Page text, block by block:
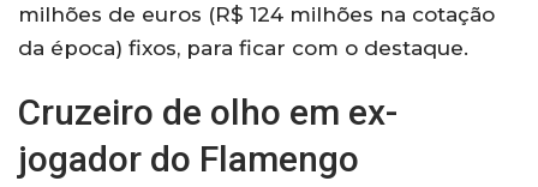
milhões de euros (R$ 124 milhões na cotação
da época) fixos, para ficar com o destaque.
Cruzeiro de olho em ex-
jogador do Flamengo